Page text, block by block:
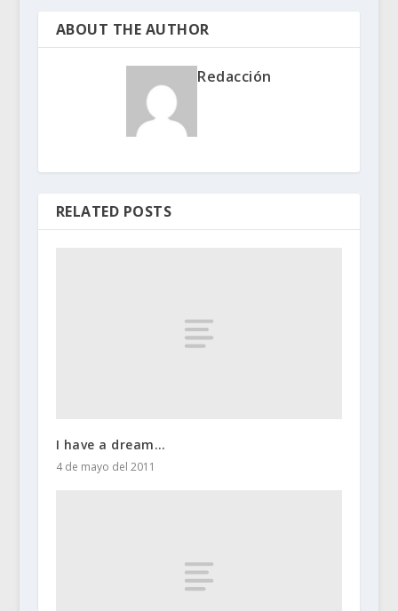
ABOUT THE AUTHOR
Redacción
RELATED POSTS
I have a dream…
4 de mayo del 2011